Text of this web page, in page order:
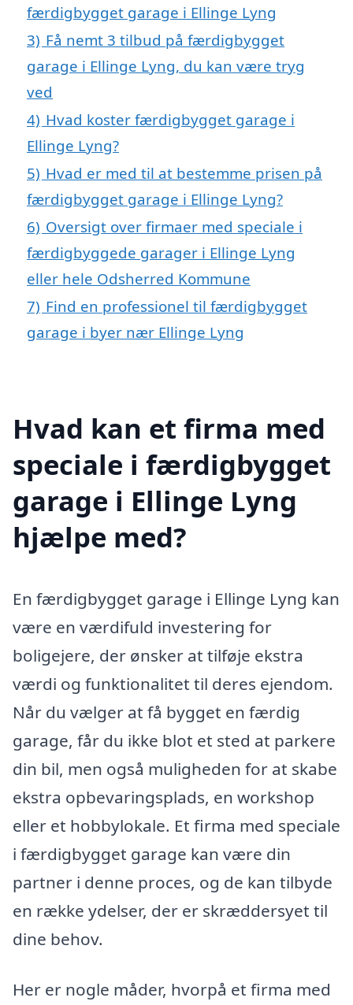
færdigbygget garage i Ellinge Lyng
3) Få nemt 3 tilbud på færdigbygget
garage i Ellinge Lyng, du kan være tryg
ved
4) Hvad koster færdigbygget garage i
Ellinge Lyng?
5) Hvad er med til at bestemme prisen på
færdigbygget garage i Ellinge Lyng?
6) Oversigt over firmaer med speciale i
færdigbyggede garager i Ellinge Lyng
eller hele Odsherred Kommune
7) Find en professionel til færdigbygget
garage i byer nær Ellinge Lyng
Hvad kan et firma med
speciale i færdigbygget
garage i Ellinge Lyng
hjælpe med?
En færdigbygget garage i Ellinge Lyng kan
være en værdifuld investering for
boligejere, der ønsker at tilføje ekstra
værdi og funktionalitet til deres ejendom.
Når du vælger at få bygget en færdig
garage, får du ikke blot et sted at parkere
din bil, men også muligheden for at skabe
ekstra opbevaringsplads, en workshop
eller et hobbylokale. Et firma med speciale
i færdigbygget garage kan være din
partner i denne proces, og de kan tilbyde
en række ydelser, der er skræddersyet til
dine behov.
Her er nogle måder, hvorpå et firma med